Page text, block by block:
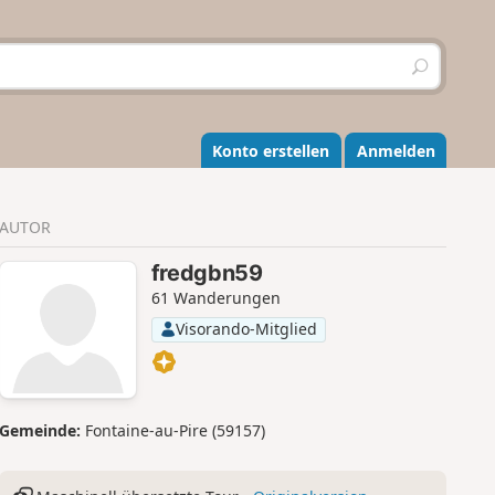
S
u
h
e
n
Konto erstellen Anmelden
AUTOR
fredgbn59
61 Wanderungen
Visorando-Mitglied
Gemeinde: Fontaine-au-Pire (59157)